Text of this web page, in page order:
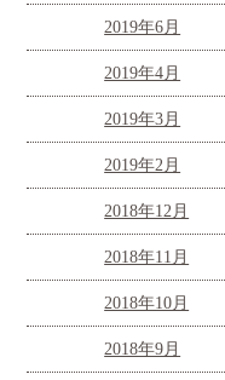
2019年6月
2019年4月
2019年3月
2019年2月
2018年12月
2018年11月
2018年10月
2018年9月